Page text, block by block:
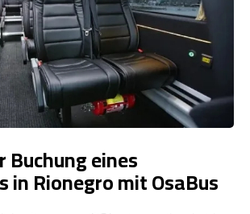
eines
in Rionegro mit OsaBus